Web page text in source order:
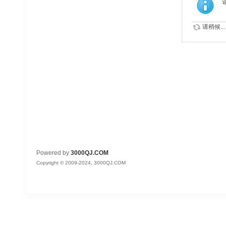
请稍候...
Powered by 3000QJ.COM
Copyright © 2009-2024, 3000QJ.COM